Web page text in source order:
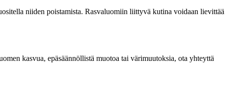
niiden poistamista. Rasvaluomiin liittyvä kutina voidaan lievittää
kasvua, epäsäännöllistä muotoa tai värimuutoksia, ota yhteyttä